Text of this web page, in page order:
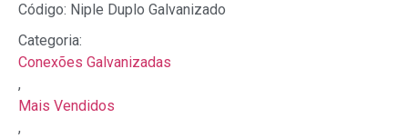
Código: Niple Duplo Galvanizado
Categoria:
Conexões Galvanizadas
,
Mais Vendidos
,